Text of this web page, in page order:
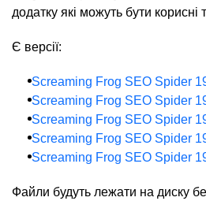
додатку які можуть бути корисні
Є версії:
Screaming Frog SEO Spider
Screaming Frog SEO Spider
Screaming Frog SEO Spider
Screaming Frog SEO Spider
Screaming Frog SEO Spider
Файли будуть лежати на диску